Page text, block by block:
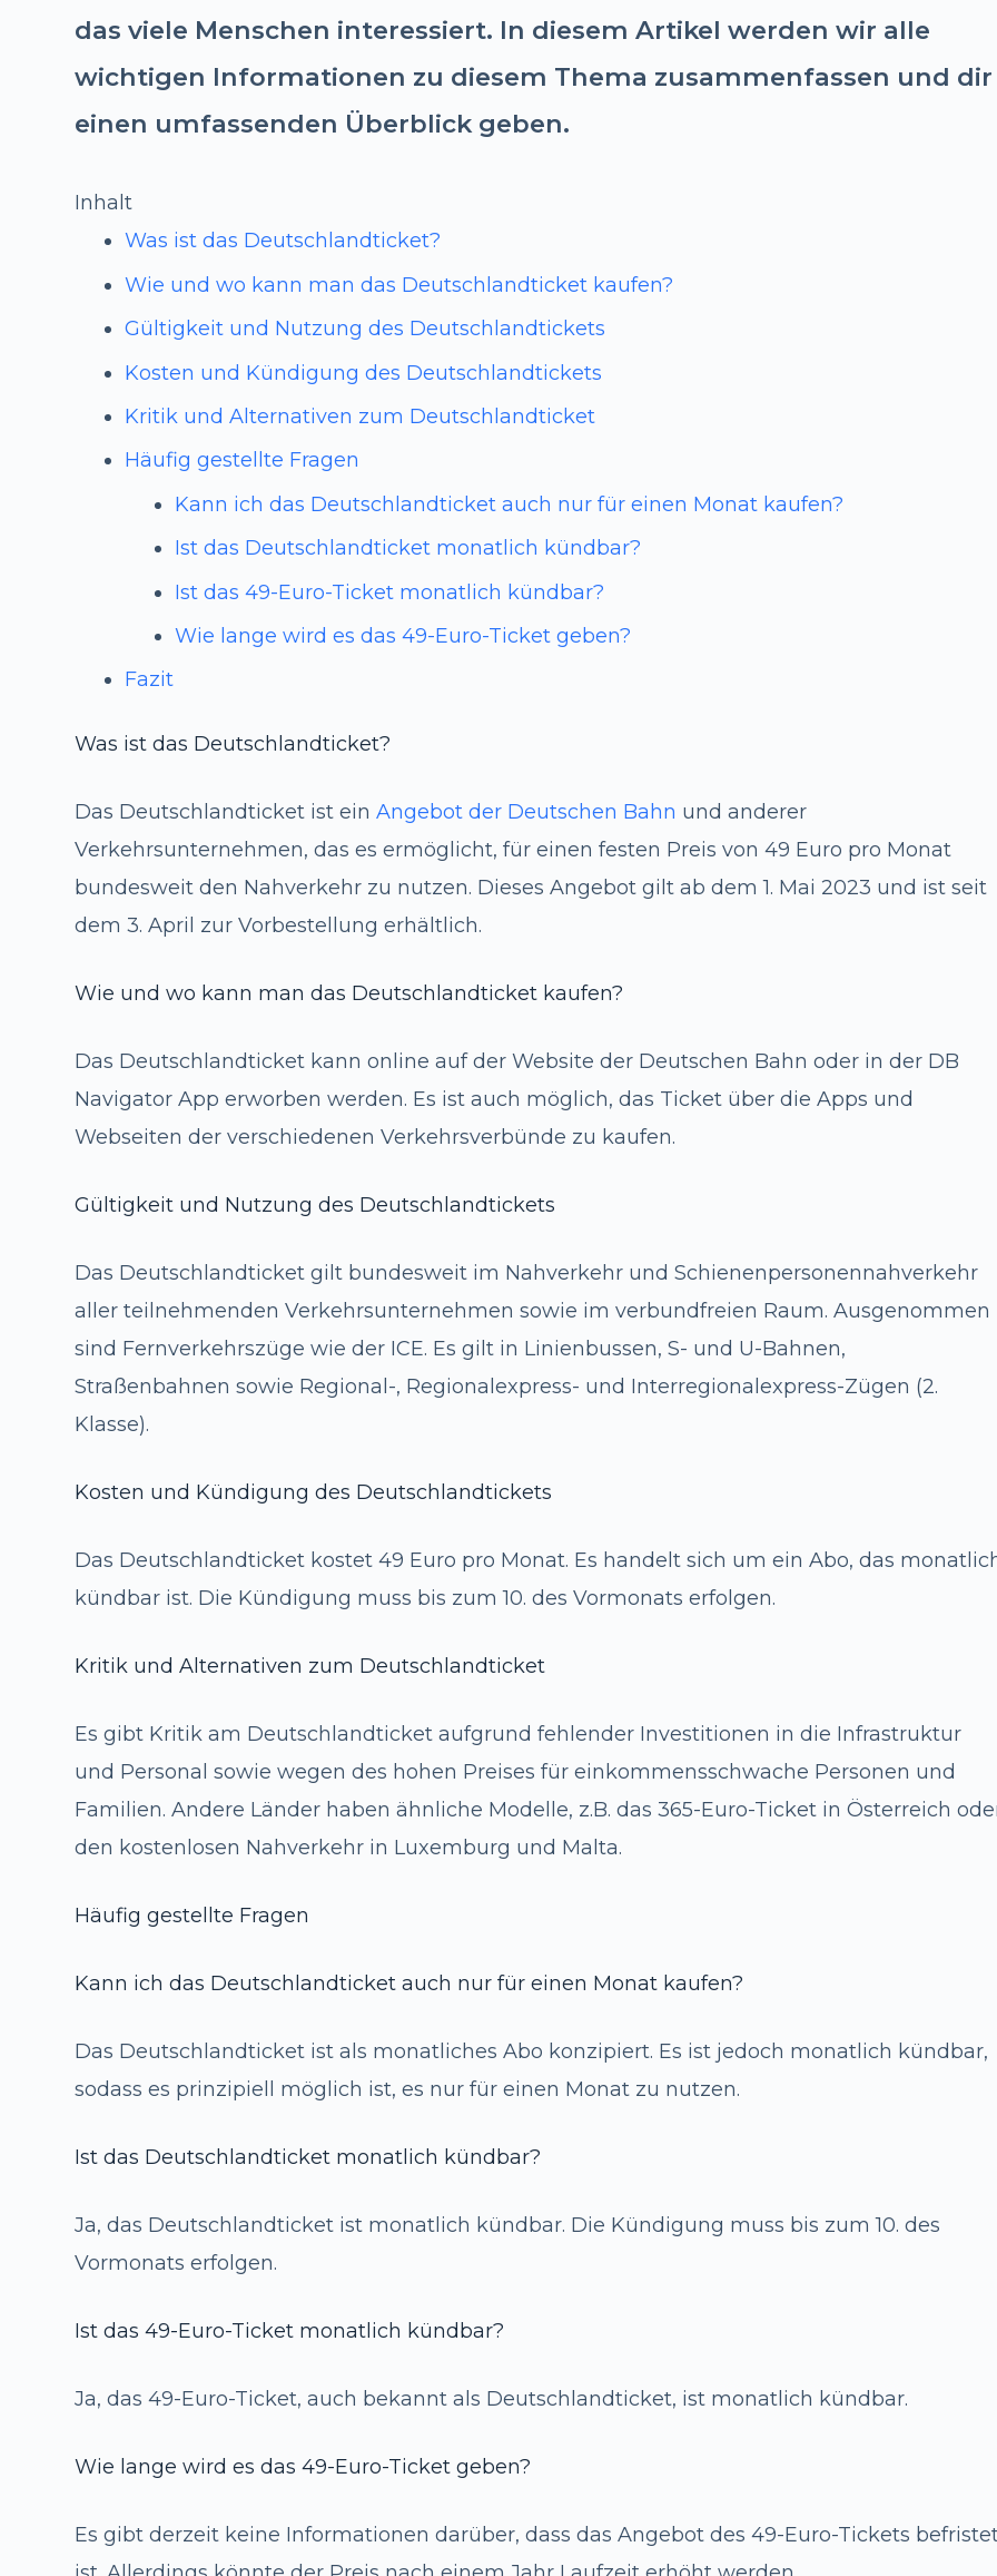
das viele Menschen interessiert. In diesem Artikel werden wir alle
wichtigen Informationen zu diesem Thema zusammenfassen und dir
einen umfassenden Überblick geben.
Inhalt
Was ist das Deutschlandticket?
Wie und wo kann man das Deutschlandticket kaufen?
Gültigkeit und Nutzung des Deutschlandtickets
Kosten und Kündigung des Deutschlandtickets
Kritik und Alternativen zum Deutschlandticket
Häufig gestellte Fragen
Kann ich das Deutschlandticket auch nur für einen Monat kaufen?
Ist das Deutschlandticket monatlich kündbar?
Ist das 49-Euro-Ticket monatlich kündbar?
Wie lange wird es das 49-Euro-Ticket geben?
Fazit
Was ist das Deutschlandticket?
Das Deutschlandticket ist einAngebot der Deutschen Bahn und anderer
Verkehrsunternehmen, das es ermöglicht, für einen festen Preis von 49 Euro pro Monat
bundesweit den Nahverkehr zu nutzen. Dieses Angebot gilt ab dem 1. Mai 2023 und ist seit
dem 3. April zur Vorbestellung erhältlich.
Wie und wo kann man das Deutschlandticket kaufen?
Das Deutschlandticket kann online auf der Website der Deutschen Bahn oder in der DB
Navigator App erworben werden. Es ist auch möglich, das Ticket über die Apps und
Webseiten der verschiedenen Verkehrsverbünde zu kaufen.
Gültigkeit und Nutzung des Deutschlandtickets
Das Deutschlandticket gilt bundesweit im Nahverkehr und Schienenpersonennahverkehr
aller teilnehmenden Verkehrsunternehmen sowie im verbundfreien Raum. Ausgenommen
sind Fernverkehrszüge wie der ICE. Es gilt in Linienbussen, S- und U-Bahnen,
Straßenbahnen sowie Regional-, Regionalexpress- und Interregionalexpress-Zügen (2.
Klasse).
Kosten und Kündigung des Deutschlandtickets
Das Deutschlandticket kostet 49 Euro pro Monat. Es handelt sich um ein Abo, das
kündbar ist. Die Kündigung muss bis zum 10. des Vormonats erfolgen.
Kritik und Alternativen zum Deutschlandticket
Es gibt Kritik am Deutschlandticket aufgrund fehlender Investitionen in die Infrastruktur
und Personal sowie wegen des hohen Preises für einkommensschwache Personen und
Familien. Andere Länder haben ähnliche Modelle, z.B. das 365-Euro-Ticket in Österreich
den kostenlosen Nahverkehr in Luxemburg und Malta.
Häufig gestellte Fragen
Kann ich das Deutschlandticket auch nur für einen Monat kaufen?
Das Deutschlandticket ist als monatliches Abo konzipiert. Es ist jedoch monatlich kündbar,
sodass es prinzipiell möglich ist, es nur für einen Monat zu nutzen.
Ist das Deutschlandticket monatlich kündbar?
Ja, das Deutschlandticket ist monatlich kündbar. Die Kündigung muss bis zum 10. des
Vormonats erfolgen.
Ist das 49-Euro-Ticket monatlich kündbar?
Ja, das 49-Euro-Ticket, auch bekannt als Deutschlandticket, ist monatlich kündbar.
Wie lange wird es das 49-Euro-Ticket geben?
Es gibt derzeit keine Informationen darüber, dass das Angebot des 49-Euro-Tickets